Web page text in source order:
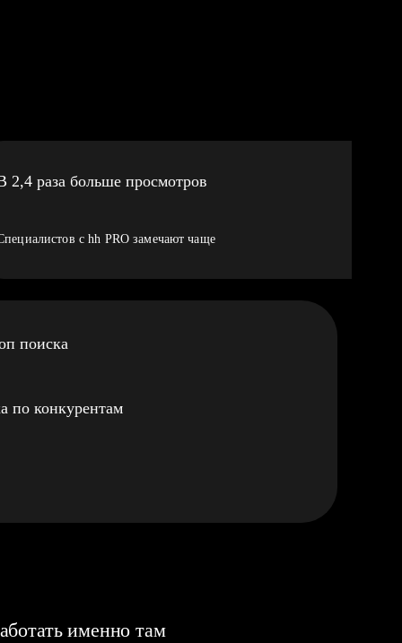
2,4 раза больше просмотров
с hh PRO замечают чаще
поиска
по конкурентам
именно там